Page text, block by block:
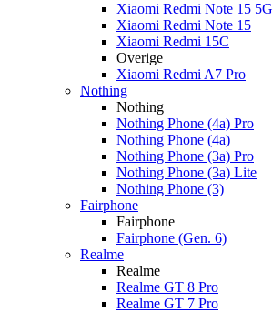
Xiaomi Redmi Note 15 5G
Xiaomi Redmi Note 15
Xiaomi Redmi 15C
Overige
Xiaomi Redmi A7 Pro
Nothing
Nothing
Nothing Phone (4a) Pro
Nothing Phone (4a)
Nothing Phone (3a) Pro
Nothing Phone (3a) Lite
Nothing Phone (3)
Fairphone
Fairphone
Fairphone (Gen. 6)
Realme
Realme
Realme GT 8 Pro
Realme GT 7 Pro